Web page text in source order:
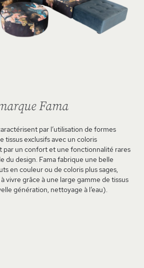
Fama
par l’utilisation de formes
tissus exclusifs avec un coloris
par un confort et une fonctionnalité rares
du design. Fama fabrique une belle
en couleur ou de coloris plus sages,
vivre grâce à une large gamme de tissus
génération, nettoyage à l’eau).